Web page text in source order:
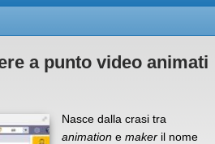
a punto video animati
Nasce dalla crasi tra
animation e maker il nome